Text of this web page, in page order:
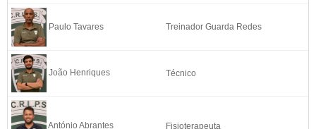
Paulo Tavares Treinador Guarda Redes
João Henriques Técnico
António Abrantes Fisioterapeuta